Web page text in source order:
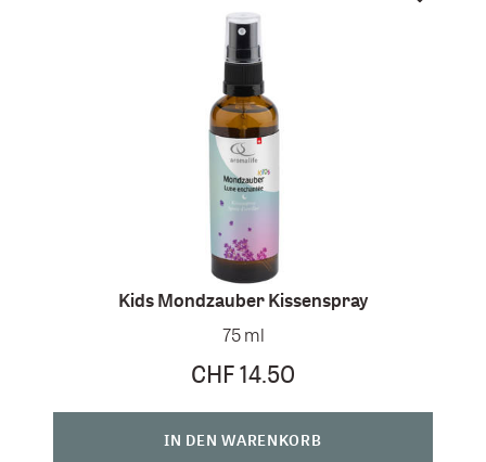
Kids Mondzauber Kissenspray
75 ml
CHF 14.50
IN DEN WARENKORB